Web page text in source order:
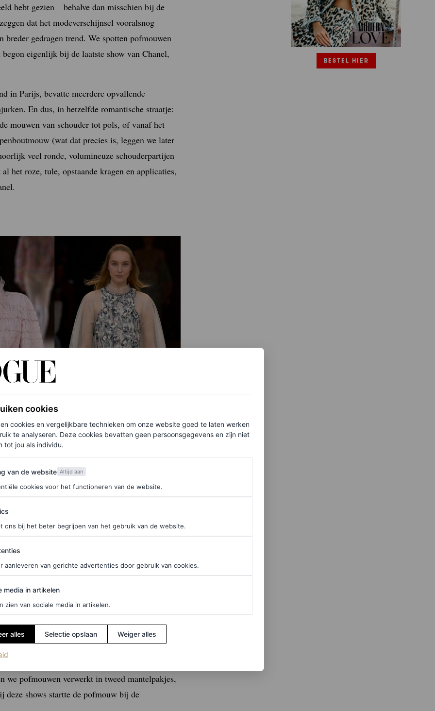
hebt gezien – behalve dan misschien bij de
dat het modeverschijnsel vooralsnog
gedragen trend. We spotten pofmouwen
eigenlijk bij de laatste show van Chanel,
in Parijs, bevatte meerdere opvallende
En dus, in hetzelfde romantische straatje:
mouwen van schouder tot pols, of vanaf het
(wat dat precies is, leggen we later
veel ronde, volumineuze schouderpartijen
het roze, tule, opstaande kragen en applicaties,
Week spotten we meerdere trends, zowel
behoorlijke ingetogen trends, zoals een
rokken, ruches en veel faux fur. Toch vielen
was, meerdere blouses met zwierige
en kanten ruches. Een andere keer waren ze
in de kleurrijke collectie van Helmstedt, die
we pofmouwen verwerkt in tweed mantelpakjes,
deze shows startte de pofmouw bij de
BESTEL HIER
cookies
cookies en vergelijkbare technieken om onze website goed te laten werken
te analyseren. Deze cookies bevatten geen persoonsgegevens en zijn niet
tot jou als individu.
de website
van de website Altijd aan
cookies voor het functioneren van de website.
ons bij het beter begrijpen van het gebruik van de website.
aanleveren van gerichte advertenties door gebruik van cookies.
in artikelen
media in artikelen
zien van sociale media in artikelen.
alles Selectie opslaan Weiger alles